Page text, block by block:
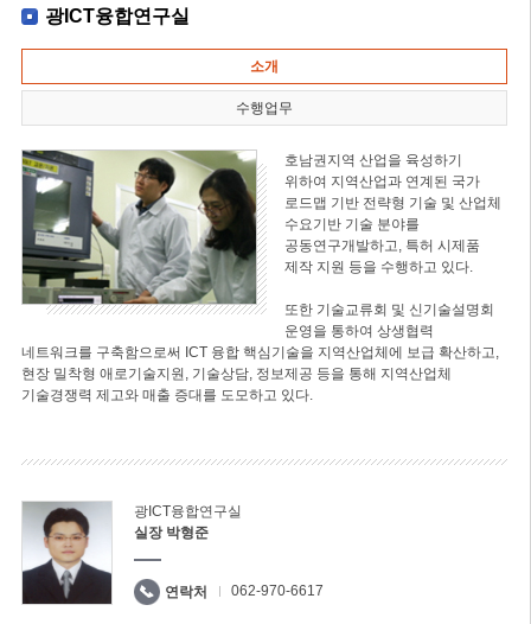
광ICT융합연구실
소개
수행업무
호남권지역 산업을 육성하기
위하여 지역산업과 연계된 국가
로드맵 기반 전략형 기술 및 산업체
수요기반 기술 분야를
공동연구개발하고, 특허 시제품
제작 지원 등을 수행하고 있다.
또한 기술교류회 및 신기술설명회
운영을 통하여 상생협력
네트워크를 구축함으로써 ICT 융합 핵심기술을 지역산업체에 보급 확산하고,
현장 밀착형 애로기술지원, 기술상담, 정보제공 등을 통해 지역산업체
기술경쟁력 제고와 매출 증대를 도모하고 있다.
광ICT융합연구실
실장 박형준
연락처 062-970-6617